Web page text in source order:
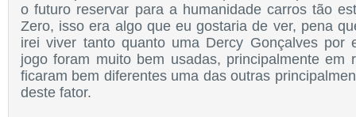
o futuro reservar para a humanidade carros tão
Zero, isso era algo que eu gostaria de ver, pena
irei viver tanto quanto uma Dercy Gonçalves por
jogo foram muito bem usadas, principalmente em
ficaram bem diferentes uma das outras
deste fator.